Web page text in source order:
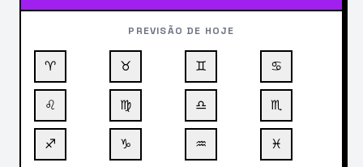
PREVISÃO DE HOJE
♈ ♉ ♊ ♋
♌ ♍ ♎ ♏
♐ ♑ ♒ ♓